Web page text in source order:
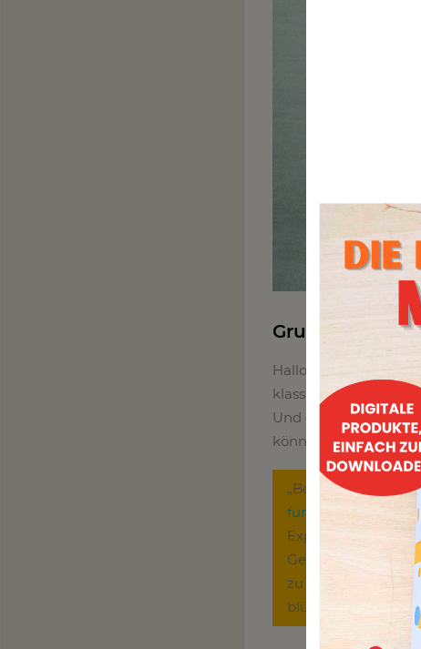
Gruseln mit
Halloween steht vor
klassische Skelett-
Und das Beste
können das ganze
„Bereit für eine
für unseren
Expertentipps und
Gelegenheit,
zu machen.
blühen!“